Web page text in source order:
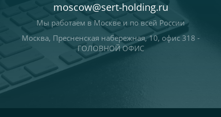
moscow@sert-holding.ru
Мы работаем в Москве и по всей России
Москва, Пресненская набережная, 10, офис 318 -
ГОЛОВНОЙ ОФИС